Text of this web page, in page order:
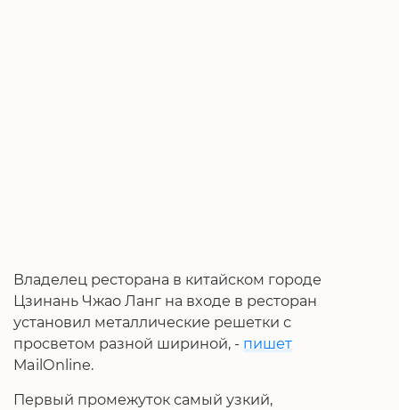
Владелец ресторана в китайском городе
Цзинань Чжао Ланг на входе в ресторан
установил металлические решетки с
просветом разной шириной, - пишет
MailOnline.
Первый промежуток самый узкий,